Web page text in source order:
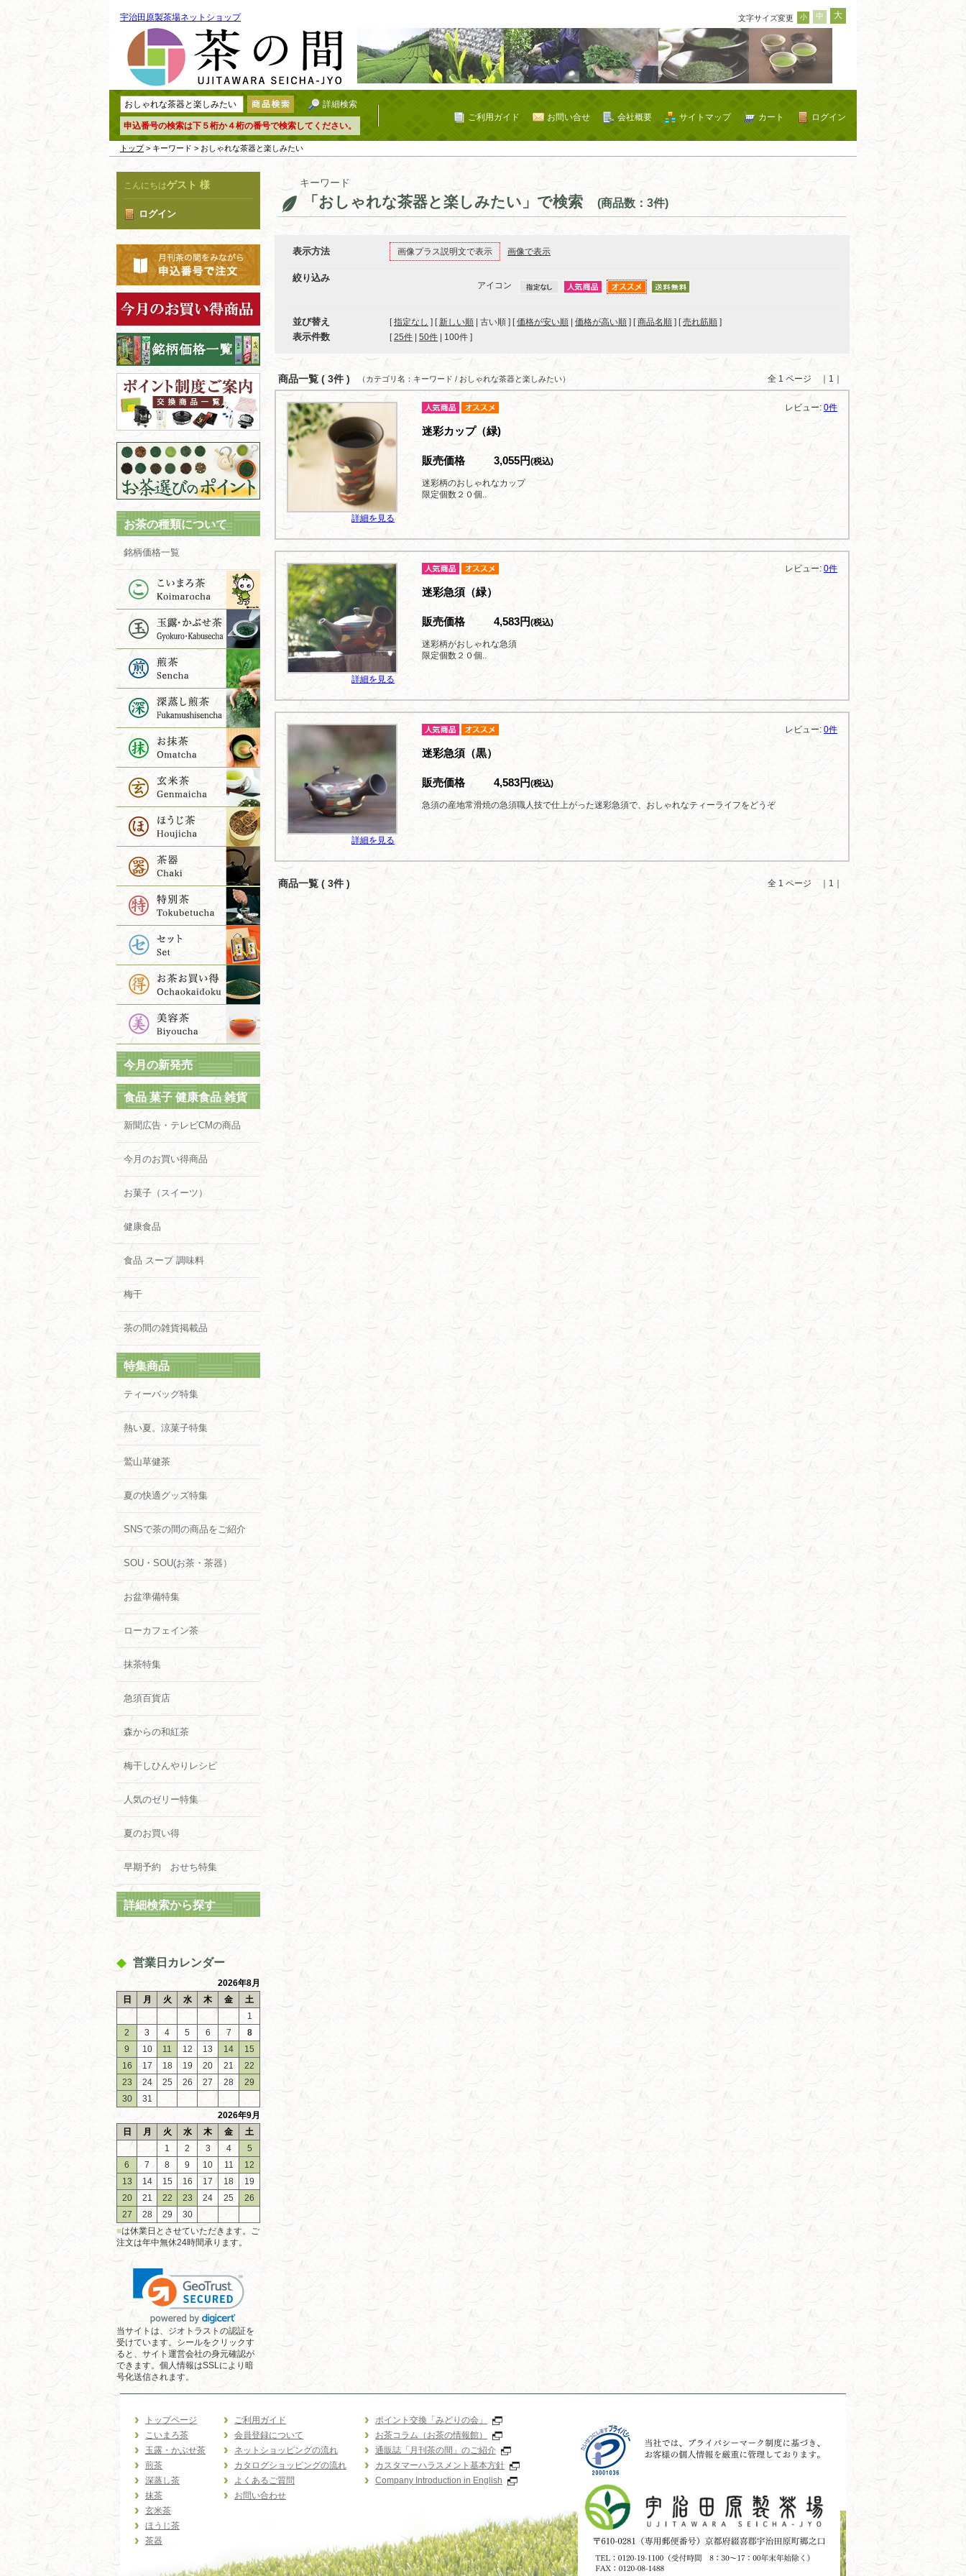
宇治田原製茶場ネットショップ 文字サイズ変更 小 中 大
詳細検索
申込番号の検索は下５桁か４桁の番号で検索してください。
ログイン
カート
サイトマップ
会社概要
お問い合せ
ご利用ガイド
トップ> キーワード > おしゃれな茶器と楽しみたい
こんにちはゲスト 様
ログイン
お茶の種類について
銘柄価格一覧
今月の新発売
食品 菓子 健康食品 雑貨
新聞広告・テレビCMの商品
今月のお買い得商品
お菓子（スイーツ）
健康食品
食品 スープ 調味料
梅干
茶の間の雑貨掲載品
特集商品
ティーバッグ特集
熱い夏。涼菓子特集
鷲山草健茶
夏の快適グッズ特集
SNSで茶の間の商品をご紹介
SOU・SOU(お茶・茶器）
お盆準備特集
ローカフェイン茶
抹茶特集
急須百貨店
森からの和紅茶
梅干しひんやりレシピ
人気のゼリー特集
夏のお買い得
早期予約 おせち特集
詳細検索から探す
営業日カレンダー
2026年8月
日
月 火 水 木 金
土
1
2
3 4 5 6 7
8
9
10 11 12 13 14
15
16
17 18 19 20 21
22
23
24 25 26 27 28
29
30
31
2026年9月
日
月 火 水 木 金
土
1
2 3 4
5
6
7 8 9 10 11
12
13
14 15 16 17 18
19
20
21 22 23 24 25
26
27
28 29
30
■は休業日とさせていただきます。ご
注文は年中無休24時間承ります。
当サイトは、ジオトラストの認証を
受けています。シールをクリックす
ると、サイト運営会社の身元確認が
できます。個人情報はSSLにより暗
号化送信されます。
キーワード
「おしゃれな茶器と楽しみたい」で検索 (商品数：3件)
表示方法 画像プラス説明文で表示 画像で表示
絞り込み
アイコン
並び替え [指定なし ] [ 新しい順 | 古い順 ] [価格が安い順 価格が高い順 ] [商品名順 ] [売れ筋順 ]
表示件数 [ 25件 50件 100件 ]
商品一覧 ( 3件 ) 全 1 ページ ｜1｜
（カテゴリ名：キーワード / おしゃれな茶器と楽しみたい）
詳細を見る
レビュー: 0件
迷彩カップ（緑)
販売価格 3,055円(税込)
迷彩柄のおしゃれなカップ
限定個数２０個..
詳細を見る
レビュー: 0件
迷彩急須（緑）
販売価格 4,583円(税込)
迷彩柄がおしゃれな急須
限定個数２０個..
詳細を見る
レビュー: 0件
迷彩急須（黒）
販売価格 4,583円(税込)
急須の産地常滑焼の急須職人技で仕上がった迷彩急須で、おしゃれなティーライフをどうぞ
商品一覧 ( 3件 ) 全 1 ページ ｜1｜
トップページ
こいまろ茶
玉露・かぶせ茶
煎茶
深蒸し茶
抹茶
玄米茶
ほうじ茶
茶器
ご利用ガイド
会員登録について
ネットショッピングの流れ
カタログショッピングの流れ
よくあるご質問
お問い合わせ
ポイント交換「みどりの会」
お茶コラム（お茶の情報館）
通販誌「月刊茶の間」のご紹介
カスタマーハラスメント基本方針
Company Introduction in English